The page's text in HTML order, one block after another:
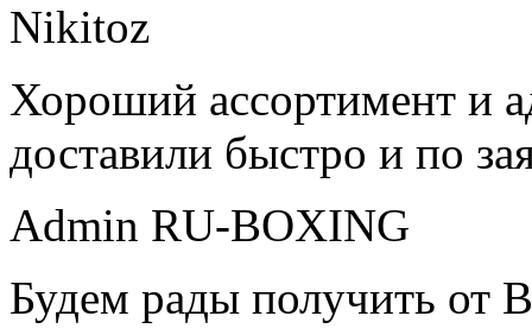
Nikitoz
Хороший ассортимент и
доставили быстро и по
Admin RU-BOXING
Будем рады получить от